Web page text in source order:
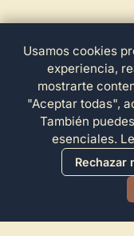
Usamos cookies
experiencia,
mostrarte
"Aceptar todas",
También
esenciales.
Rechazar